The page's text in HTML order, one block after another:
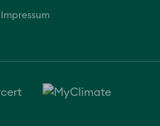
Impressum